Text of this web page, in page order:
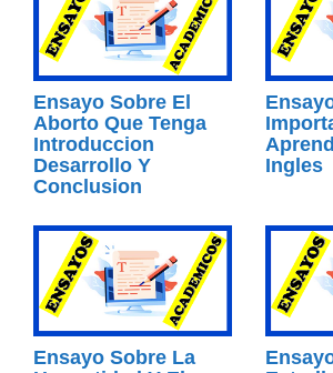
Ensayo Sobre El
Aborto Que Tenga
Introduccion
Desarrollo Y
Conclusion
Ingles
Ensayo Sobre La